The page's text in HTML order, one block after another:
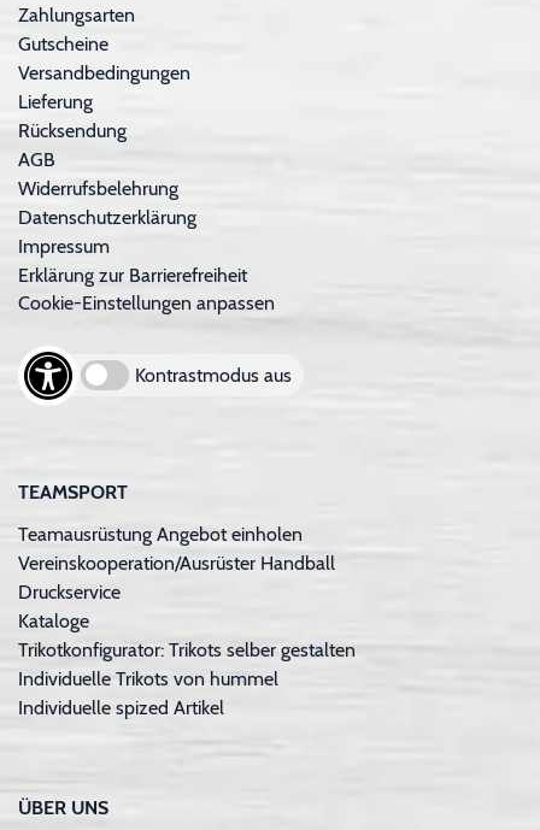
Zahlungsarten
Gutscheine
Versandbedingungen
Lieferung
Rücksendung
AGB
Widerrufsbelehrung
Datenschutzerklärung
Impressum
Erklärung zur Barrierefreiheit
Cookie-Einstellungen anpassen
Kontrastmodus aus
TEAMSPORT
Teamausrüstung Angebot einholen
Vereinskooperation/Ausrüster Handball
Druckservice
Kataloge
Trikotkonfigurator: Trikots selber gestalten
Individuelle Trikots von hummel
Individuelle spized Artikel
ÜBER UNS